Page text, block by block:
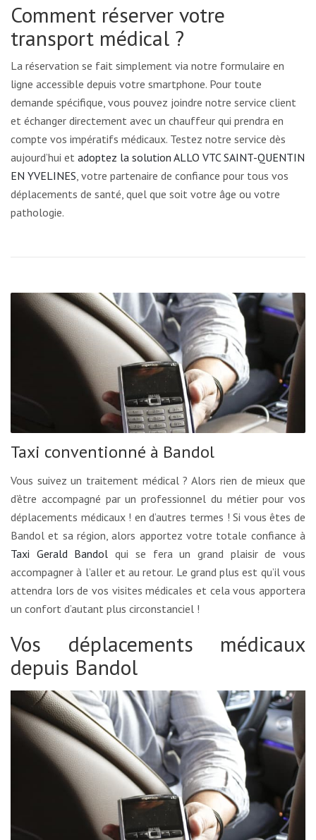
Comment réserver votre
transport médical ?
La réservation se fait simplement via notre formulaire en
ligne accessible depuis votre smartphone. Pour toute
demande spécifique, vous pouvez joindre notre service client
et échanger directement avec un chauffeur qui prendra en
compte vos impératifs médicaux. Testez notre service dès
aujourd’hui et adoptez la solution ALLO VTC SAINT-QUENTIN
EN YVELINES, votre partenaire de confiance pour tous vos
déplacements de santé, quel que soit votre âge ou votre
pathologie.
Taxi conventionné à Bandol
Vous suivez un traitement médical ? Alors rien de mieux que
d’être accompagné par un professionnel du métier pour vos
déplacements médicaux ! en d’autres termes ! Si vous êtes de
Bandol et sa région, alors apportez votre totale confiance à
Taxi Gerald Bandol qui se fera un grand plaisir de vous
accompagner à l’aller et au retour. Le grand plus est qu’il vous
attendra lors de vos visites médicales et cela vous apportera
un confort d’autant plus circonstanciel !
Vos déplacements médicaux
depuis Bandol